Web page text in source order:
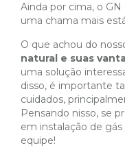
Ainda por cima, o
uma chama mais
O que achou do
natural e suas
uma solução
disso, é importante
cuidados,
Pensando nisso, se
em instalação de
equipe!